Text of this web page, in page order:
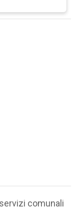
comunali